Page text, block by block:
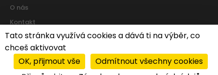
O nás
Kontakt
Cookies|Zásady ochrany osobních údajů
© 2026 PROFIT system franchise services s.r.o. All rights
Tato stránka využívá cookies a dává ti na výběr, co
chceš aktivovat
OK, přijmout vše
Odmítnout všechny cookies